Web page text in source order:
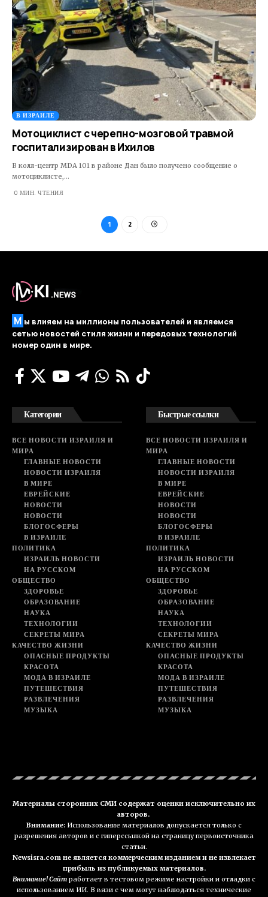
В ИЗРАИЛЕ
Мотоциклист с черепно-мозговой травмой
госпитализирован в Ихилов
В колл-центр MDA 101 в районе Дан было получено сообщение о
мотоциклисте,…
0 МИН. ЧТЕНИЯ
1 2
М ы влияем на миллионы пользователей и являемся
сетью новостей стиля жизни и передовых технологий
номер один в мире.
Категории
ВСЕ НОВОСТИ ИЗРАИЛЯ И
МИРА
ГЛАВНЫЕ НОВОСТИ
НОВОСТИ ИЗРАИЛЯ
В МИРЕ
ЕВРЕЙСКИЕ
НОВОСТИ
НОВОСТИ
БЛОГОСФЕРЫ
В ИЗРАИЛЕ
ПОЛИТИКА
ИЗРАИЛЬ НОВОСТИ
НА РУССКОМ
ОБЩЕСТВО
ЗДОРОВЬЕ
ОБРАЗОВАНИЕ
НАУКА
ТЕХНОЛОГИИ
СЕКРЕТЫ МИРА
КАЧЕСТВО ЖИЗНИ
ОПАСНЫЕ ПРОДУКТЫ
КРАСОТА
МОДА В ИЗРАИЛЕ
ПУТЕШЕСТВИЯ
РАЗВЛЕЧЕНИЯ
МУЗЫКА
Быстрые ссылки
ВСЕ НОВОСТИ ИЗРАИЛЯ И
МИРА
ГЛАВНЫЕ НОВОСТИ
НОВОСТИ ИЗРАИЛЯ
В МИРЕ
ЕВРЕЙСКИЕ
НОВОСТИ
НОВОСТИ
БЛОГОСФЕРЫ
В ИЗРАИЛЕ
ПОЛИТИКА
ИЗРАИЛЬ НОВОСТИ
НА РУССКОМ
ОБЩЕСТВО
ЗДОРОВЬЕ
ОБРАЗОВАНИЕ
НАУКА
ТЕХНОЛОГИИ
СЕКРЕТЫ МИРА
КАЧЕСТВО ЖИЗНИ
ОПАСНЫЕ ПРОДУКТЫ
КРАСОТА
МОДА В ИЗРАИЛЕ
ПУТЕШЕСТВИЯ
РАЗВЛЕЧЕНИЯ
МУЗЫКА
Материалы сторонних СМИ содержат оценки исключительно их
авторов.
Внимание: Использование материалов допускается только с
разрешения авторов и с гиперссылкой на страницу первоисточника
статьи.
Newsisra.com не является коммерческим изданием и не извлекает
прибыль из публикуемых материалов.
Внимание! Сайт работает в тестовом режиме настройки и отладки с
использованием ИИ. В вязи с чем могут наблюдаться технические